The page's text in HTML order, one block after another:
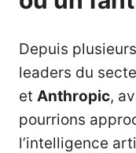
Depuis
leaders du
et Anthropic,
pourrions
l’intelligence